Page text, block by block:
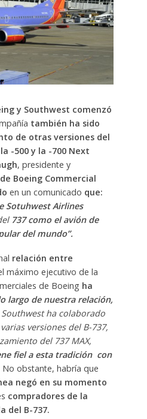
y Southwest comenzó
también ha sido
de otras versiones del
-500 y la -700 Next
, presidente y
Boeing Commercial
en un comunicado que:
Sotuhwest Airlines
737 como el avión de
del mundo”.
relación entre
máximo ejecutivo de la
de Boeing ha
largo de nuestra relación,
ha colaborado
versiones del B-737,
del 737 MAX,
fiel a esta tradición con
No obstante, habría que
negó en su momento
compradores de la
del B-737.